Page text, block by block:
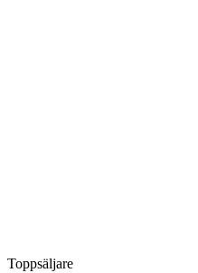
Toppsäljare